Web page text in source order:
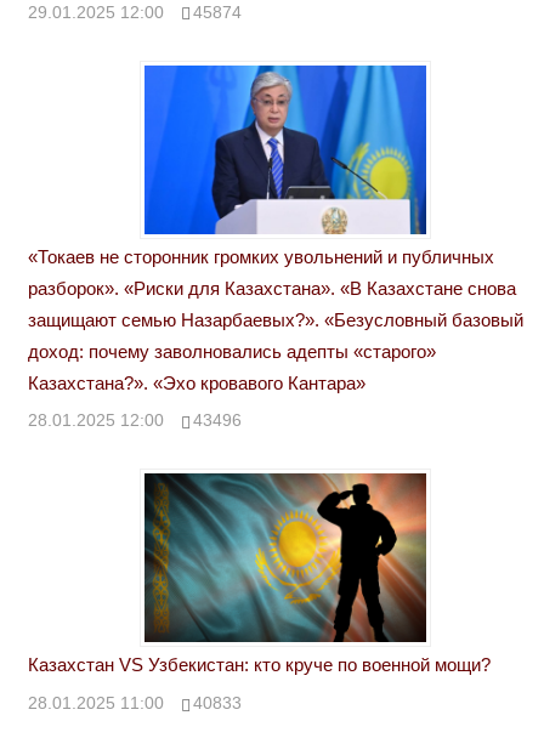
29.01.2025 12:00 45874
«Токаев не сторонник громких увольнений и публичных
разборок». «Риски для Казахстана». «В Казахстане снова
защищают семью Назарбаевых?». «Безусловный базовый
доход: почему заволновались адепты «старого»
Казахстана?». «Эхо кровавого Кантара»
28.01.2025 12:00 43496
Казахстан VS Узбекистан: кто круче по военной мощи?
28.01.2025 11:00 40833